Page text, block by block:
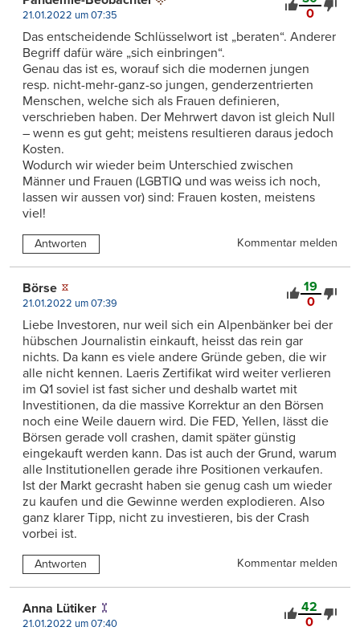
0
21.01.2022 um 07:35
Das entscheidende Schlüsselwort ist „beraten“. Anderer
Begriff dafür wäre „sich einbringen“.
Genau das ist es, worauf sich die modernen jungen
resp. nicht-mehr-ganz-so jungen, genderzentrierten
Menschen, welche sich als Frauen definieren,
verschrieben haben. Der Mehrwert davon ist gleich Null
– wenn es gut geht; meistens resultieren daraus jedoch
Kosten.
Wodurch wir wieder beim Unterschied zwischen
Männer und Frauen (LGBTIQ und was weiss ich noch,
lassen wir aussen vor) sind: Frauen kosten, meistens
viel!
Antworten Kommentar melden
19
0
Börse
21.01.2022 um 07:39
Liebe Investoren, nur weil sich ein Alpenbänker bei der
hübschen Journalistin einkauft, heisst das rein gar
nichts. Da kann es viele andere Gründe geben, die wir
alle nicht kennen. Laeris Zertifikat wird weiter verlieren
im Q1 soviel ist fast sicher und deshalb wartet mit
Investitionen, da die massive Korrektur an den Börsen
noch eine Weile dauern wird. Die FED, Yellen, lässt die
Börsen gerade voll crashen, damit später günstig
eingekauft werden kann. Das ist auch der Grund, warum
alle Institutionellen gerade ihre Positionen verkaufen.
Ist der Markt gecrasht haben sie genug cash um wieder
zu kaufen und die Gewinne werden explodieren. Also
ganz klarer Tipp, nicht zu investieren, bis der Crash
vorbei ist.
Antworten Kommentar melden
42
0
Anna Lütiker
21.01.2022 um 07:40